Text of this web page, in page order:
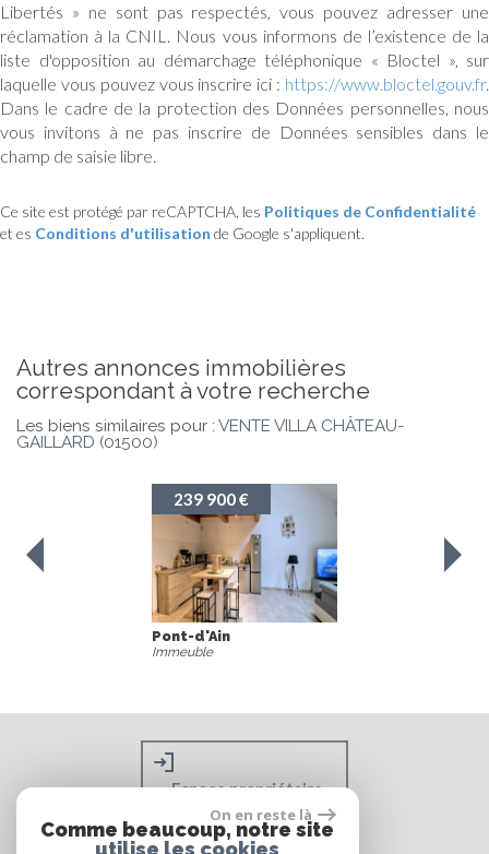
Libertés » ne sont pas respectés, vous pouvez adresser une
réclamation à la CNIL. Nous vous informons de l’existence de la
liste d'opposition au démarchage téléphonique « Bloctel », sur
laquelle vous pouvez vous inscrire ici : https://www.bloctel.gouv.fr.
Dans le cadre de la protection des Données personnelles, nous
vous invitons à ne pas inscrire de Données sensibles dans le
champ de saisie libre.
Ce site est protégé par reCAPTCHA, les Politiques de Confidentialité
et es Conditions d'utilisation de Google s'appliquent.
autres annonces immobilières
correspondant à votre recherche
Les biens similaires pour : VENTE VILLA CHÂTEAU-
GAILLARD (01500)
239 900 €
Pont-d'Ain
Immeuble
Espace propriétaire
On en reste là
Comme beaucoup, notre site
utilise les cookies